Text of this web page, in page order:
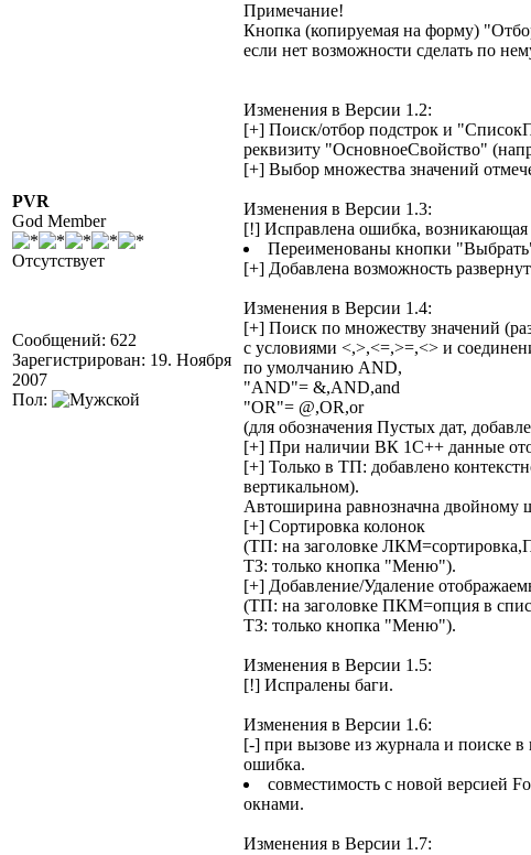
PVR
God Member
Отсутствует
Сообщений: 622
Зарегистрирован: 19. Ноября
2007
Пол:
Примечание!
Кнопка (копируемая на форму)
если нет возможности сделать по
Изменения в Версии 1.2:
[+] Поиск/отбор подстрок и
реквизиту "ОсновноеСвойство"
[+] Выбор множества значений
Изменения в Версии 1.3:
[!] Исправлена ошибка,
Переименованы кнопки
[+] Добавлена возможность
Изменения в Версии 1.4:
[+] Поиск по множеству значений
с условиями <,>,<=,>=,<> и
по умолчанию AND,
"AND"= &,AND,and
"OR"= @,OR,or
(для обозначения Пустых дат,
[+] При наличии ВК 1С++ данные
[+] Только в ТП: добавлено
вертикальном).
Автоширина равнозначна двойному
[+] Сортировка колонок
(ТП: на заголовке
ТЗ: только кнопка "Меню").
[+] Добавление/Удаление
(ТП: на заголовке ПКМ=опция в
ТЗ: только кнопка "Меню").
Изменения в Версии 1.5:
[!] Испралены баги.
Изменения в Версии 1.6:
[-] при вызове из журнала и поиске
ошибка.
совместимость с новой версией
окнами.
Изменения в Версии 1.7: